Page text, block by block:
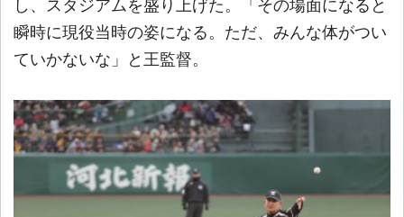
し、スタジアムを盛り上げた。「その場面になると
瞬時に現役当時の姿になる。ただ、みんな体がつい
ていかないな」と王監督。